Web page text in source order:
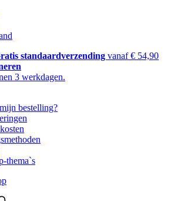
standaardverzending vanaf € 54,90
3 werkdagen.
bestelling?
thema`s